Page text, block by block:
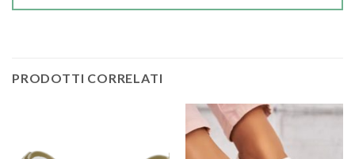
PRODOTTI CORRELATI